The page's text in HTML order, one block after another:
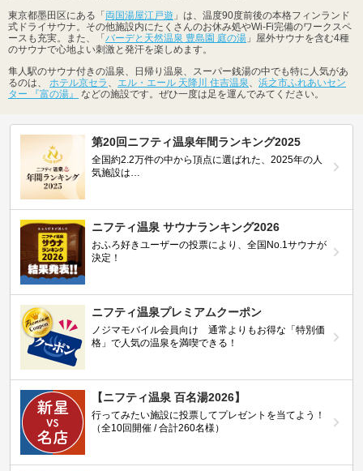
東京都墨田区にある「 両国湯屋江戸遊 」は、温度90度前後の本格フィンランド
式ドライサウナ。その他施設内にたくさんのお休み処やWi-Fi完備のワークスペ
ースも充実。また、「 バーデと天然温泉 豊島園 庭の湯 」屋外サウナを含む4種
のサウナで心地よい刺激と発汗を楽しめます。
隼人駅のサウナ付きの温泉、日帰り温泉、スーパー銭湯の中でも特に人気があ
るのは、 ホテル京セラ 、 エル・エール 天降川 住吉温泉、 浜之市ふれあいセン
ター 『富の湯』
などの施設です。ぜひ一度は足を運んでみてください。
第20回ニフティ温泉年間ランキング2025
全国約2.2万件の中から頂点に選ばれた、2025年の人
気施設は…
ニフティ温泉 サウナランキング2026
おふろ好きユーザーの投票により、全国No.1サウナが
決定！
ニフティ温泉プレミアムクーポン
ノジマモバイル会員向け 通常よりもお得な「特別価
格」で人気の温泉を満喫できる！
【ニフティ温泉 百名湯2026】
行ってみたい施設に投票してプレゼントを当てよう！
（全10回開催 / 合計260名様）